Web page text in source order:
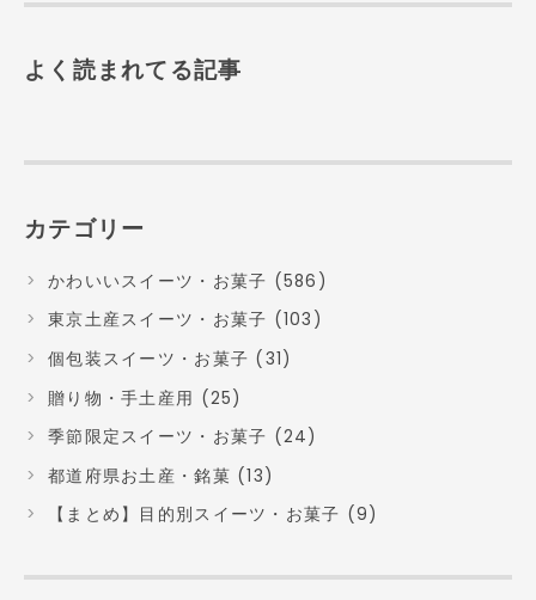
よく読まれてる記事
カテゴリー
かわいいスイーツ・お菓子 (586)
東京土産スイーツ・お菓子 (103)
個包装スイーツ・お菓子 (31)
贈り物・手土産用 (25)
季節限定スイーツ・お菓子 (24)
都道府県お土産・銘菓 (13)
【まとめ】目的別スイーツ・お菓子 (9)